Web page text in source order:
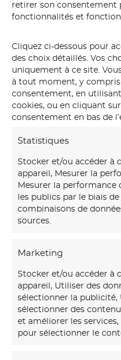
retirer son consentement
fonctionnalités et
Cliquez ci-dessous pour
des choix détaillés. Vos
uniquement à ce site.
à tout moment, y
consentement, en
cookies, ou en cliquant
consentement en bas de
Statistiques
Stocker et/ou accéder à
appareil, Mesurer la
Mesurer la performance
les publics par le biais
combinaisons de
sources.
Marketing
Stocker et/ou accéder à
appareil, Utiliser des
sélectionner la
sélectionner des
et améliorer les
pour sélectionner le